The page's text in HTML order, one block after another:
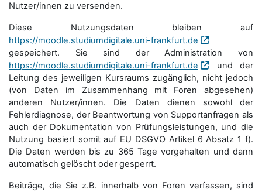
Nutzer/innen zu versenden.
Diese Nutzungsdaten bleiben auf
https://moodle.studiumdigitale.uni-frankfurt.de
gespeichert. Sie sind der Administration von
https://moodle.studiumdigitale.uni-frankfurt.de
und der
Leitung des jeweiligen Kursraums zugänglich, nicht jedoch
(von Daten im Zusammenhang mit Foren abgesehen)
anderen Nutzer/innen. Die Daten dienen sowohl der
Fehlerdiagnose, der Beantwortung von Supportanfragen als
auch der Dokumentation von Prüfungsleistungen, und die
Nutzung basiert somit auf EU DSGVO Artikel 6 Absatz 1 f).
Die Daten werden bis zu 365 Tage vorgehalten und dann
automatisch gelöscht oder gesperrt.
Beiträge, die Sie z.B. innerhalb von Foren verfassen, sind